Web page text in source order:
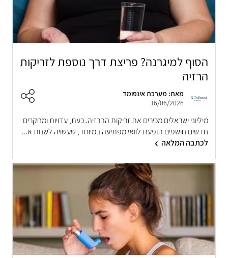
הסוף למיגרנה? פריצת דרך נוספת לזריקות
הרזיה
מאת: מערכת אינפומד
16/06/2026
מיליוני ישראלים מכירים את זריקות ההרזיה. כעת, עדויות ומחקרים
חדשים חושפים תופעת לוואי מפתיעה במיוחד, שעשויה לשנות א...
לכתבה המלאה